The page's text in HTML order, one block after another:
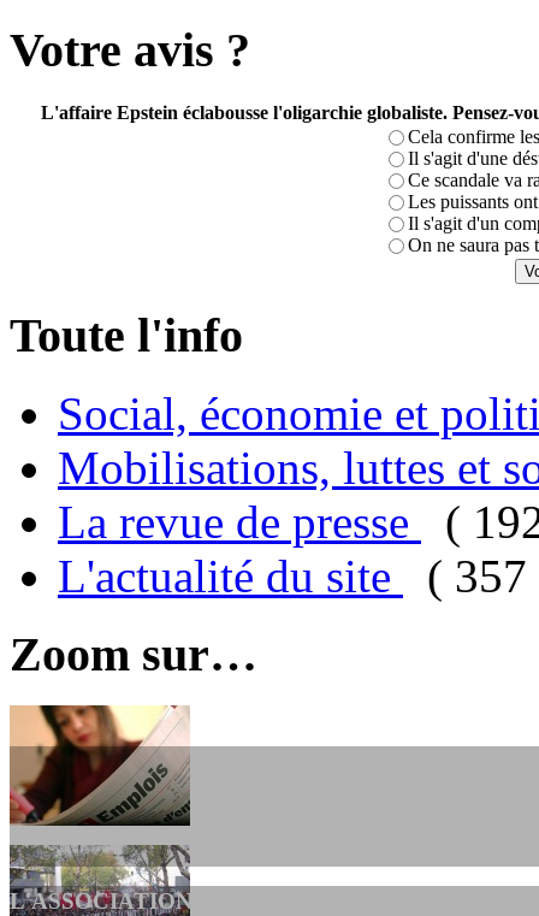
Votre avis ?
L'affaire Epstein éclabousse l'oligarchie globaliste. Pensez-
Cela confirme
Il s'agit d'une
Ce scandale va
Les puissants
Il s'agit d'un
On ne saura pas
Toute l'info
Social, économie et
Mobilisations, luttes et
La revue de presse
(
L'actualité du site
( 357
Zoom sur…
L'ASSOCIATION